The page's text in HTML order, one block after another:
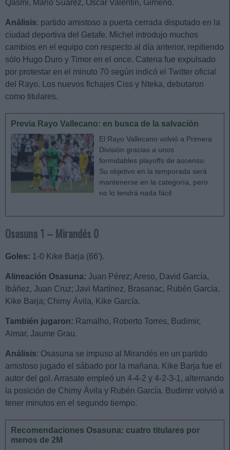
Qasmi, Mario Suárez, Óscar Valentín, Gimeno.
Análisis: partido amistoso a puerta cerrada disputado en la
ciudad deportiva del Getafe. Michel introdujo muchos
cambios en el equipo con respecto al día anterior, repitiendo
sólo Hugo Duro y Timor en el once. Catena fue expulsado
por protestar en el minuto 70 según indicó el Twitter oficial
del Rayo. Los nuevos fichajes Ciss y Nteka, debutaron
como titulares.
Previa Rayo Vallecano: en busca de la salvación
El Rayo Vallecano volvió a Primera
División gracias a unos
formidables playoffs de ascenso.
Su objetivo en la temporada será
mantenerse en la categoría, pero
no lo tendrá nada fácil.
Osasuna 1 – Mirandés 0
Goles: 1-0 Kike Barja (66′).
Alineación Osasuna: Juan Pérez; Areso, David García,
Ibáñez, Juan Cruz; Javi Martínez, Brasanac, Rubén García,
Kike Barja; Chimy Ávila, Kike García.
También jugaron: Ramalho, Roberto Torres, Budimir,
Aimar, Jaume Grau.
Análisis: Osasuna se impuso al Mirandés en un partido
amistoso jugado el sábado por la mañana. Kike Barja fue el
autor del gol. Arrasate empleó un 4-4-2 y 4-2-3-1, alternando
la posición de Chimy Ávila y Rubén García. Budimir volvió a
tener minutos en el segundo tiempo.
Recomendaciones Osasuna: cuatro titulares por
menos de 2M